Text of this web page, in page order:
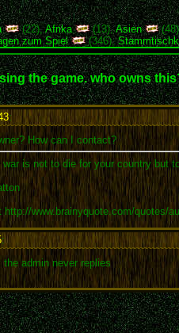
(22),Afrika (13),Asien
zum Spiel (346),
the game. who owns
:
How can I contact?
is not to die for your country but
http://www.brainyquote.com/quotes/
:
the admin never replies